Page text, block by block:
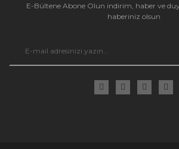
E-Bültene Abone Olun indirim, haber ve
haberiniz olsun